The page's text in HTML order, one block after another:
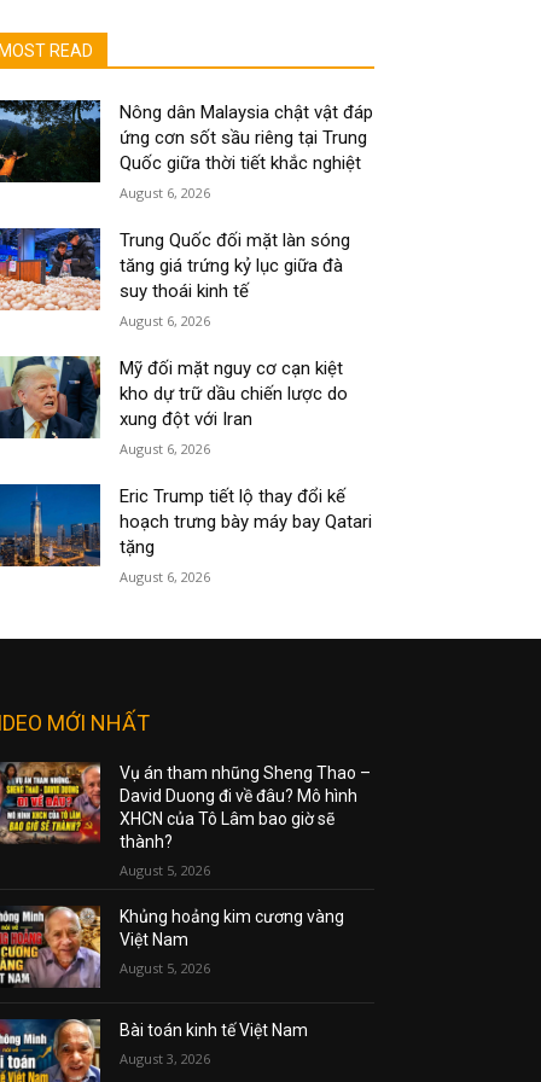
MOST READ
Nông dân Malaysia chật vật đáp
ứng cơn sốt sầu riêng tại Trung
Quốc giữa thời tiết khắc nghiệt
August 6, 2026
Trung Quốc đối mặt làn sóng
tăng giá trứng kỷ lục giữa đà
suy thoái kinh tế
August 6, 2026
Mỹ đối mặt nguy cơ cạn kiệt
kho dự trữ dầu chiến lược do
xung đột với Iran
August 6, 2026
Eric Trump tiết lộ thay đổi kế
hoạch trưng bày máy bay Qatari
tặng
August 6, 2026
MỚI NHẤT
Vụ án tham nhũng Sheng Thao –
David Duong đi về đâu? Mô hình
XHCN của Tô Lâm bao giờ sẽ
thành?
August 5, 2026
Khủng hoảng kim cương vàng
Việt Nam
August 5, 2026
Bài toán kinh tế Việt Nam
August 3, 2026